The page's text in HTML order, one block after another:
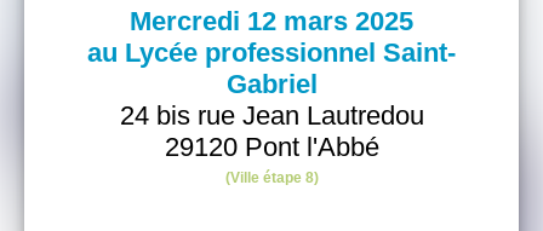
Mercredi 12 mars 2025
au Lycée professionnel Saint-
Gabriel
24 bis rue Jean Lautredou
29120 Pont l'Abbé
(Ville étape 8)